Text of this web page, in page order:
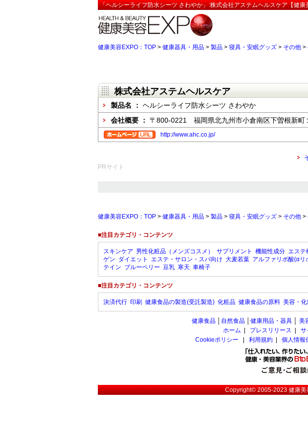
「ヘルシーライフ防水シーツ さわやか」:株式会社アステムヘルスケア【健康
健康美容EXPO：TOP > 健康器具・用品 > 製品 > 寝具・安眠グッズ > その他 >
株式会社アステムヘルスケア
製品名 ： ヘルシーライフ防水シーツ さわやか
会社概要 ： 〒800-0221 福岡県北九州市小倉南区下曽根新町
http://www.ahc.co.jp/
PRサイト
健康美容EXPO：TOP > 健康器具・用品 > 製品 > 寝具・安眠グッズ > その他 >
■注目カテゴリ・コンテンツ
スキンケア 男性化粧品（メンズコスメ） サプリメント 機能性成分 エステ
ゲン ダイエット エステ・サロン・スパ向け 大麦若葉 アルファリポ酸(αリ
テイン ブルーベリー 豆乳 寒天 車椅子
■注目カテゴリ・コンテンツ
決済代行 印刷 健康食品の製造(受託製造) 化粧品 健康食品の原料 美容・
健康食品 自然食品 健康用品・器具 美
ホーム
プレスリリース サ
Cookieポリシー
利用規約 個人情報
Copyright© 2005-2023健康美